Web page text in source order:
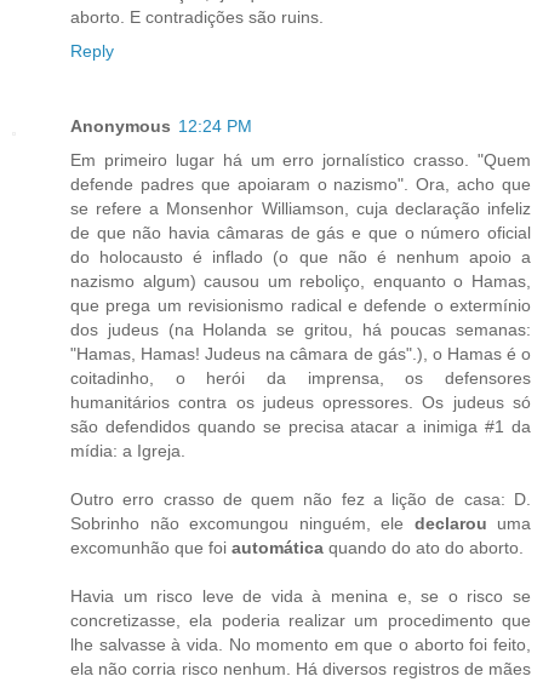
aborto. E contradições são ruins.
Reply
Anonymous 12:24 PM
Em primeiro lugar há um erro jornalístico crasso. "Quem
defende padres que apoiaram o nazismo". Ora, acho que
se refere a Monsenhor Williamson, cuja declaração infeliz
de que não havia câmaras de gás e que o número oficial
do holocausto é inflado (o que não é nenhum apoio a
nazismo algum) causou um reboliço, enquanto o Hamas,
que prega um revisionismo radical e defende o extermínio
dos judeus (na Holanda se gritou, há poucas semanas:
"Hamas, Hamas! Judeus na câmara de gás".), o Hamas é o
coitadinho, o herói da imprensa, os defensores
humanitários contra os judeus opressores. Os judeus só
são defendidos quando se precisa atacar a inimiga #1 da
mídia: a Igreja.
Outro erro crasso de quem não fez a lição de casa: D.
Sobrinho não excomungou ninguém, ele declarou uma
excomunhão que foi automática quando do ato do aborto.
Havia um risco leve de vida à menina e, se o risco se
concretizasse, ela poderia realizar um procedimento que
lhe salvasse à vida. No momento em que o aborto foi feito,
ela não corria risco nenhum. Há diversos registros de mães